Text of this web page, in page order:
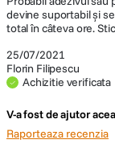
25/07/2021
Florin Filipescu
Achizitie verificata
devine suportabil și
total în câteva ore.
V-a fost de ajutor
Raporteaza recenzia